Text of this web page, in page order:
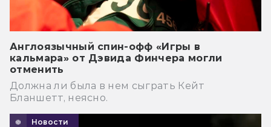
Англоязычный спин-офф «Игры в
кальмара» от Дэвида Финчера могли
отменить
Должна ли была в нем сыграть Кейт
Бланшетт, неясно.
Новости